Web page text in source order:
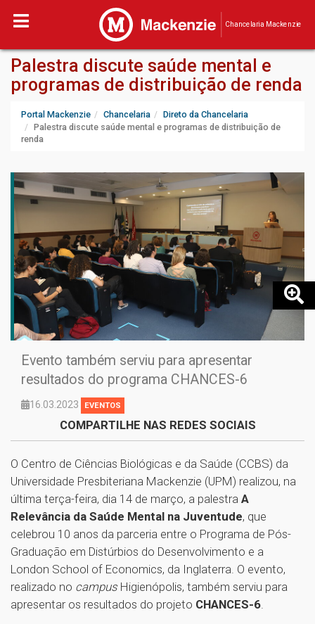
Chancelaria Mackenzie
Palestra discute saúde mental e
programas de distribuição de renda
Portal Mackenzie Chancelaria
Direto da Chancelaria
Palestra discute saúde mental e programas de distribuição de
renda
Evento também serviu para apresentar
resultados do programa CHANCES-6
16.03.2023 EVENTOS
COMPARTILHE NAS REDES SOCIAIS
O Centro de Ciências Biológicas e da Saúde (CCBS) da
Universidade Presbiteriana Mackenzie (UPM) realizou, na
última terça-feira, dia 14 de março, a palestra A
Relevância da Saúde Mental na Juventude, que
celebrou 10 anos da parceria entre o Programa de Pós-
Graduação em Distúrbios do Desenvolvimento e a
London School of Economics, da Inglaterra. O evento,
realizado no campus Higienópolis, também serviu para
apresentar os resultados do projeto CHANCES-6